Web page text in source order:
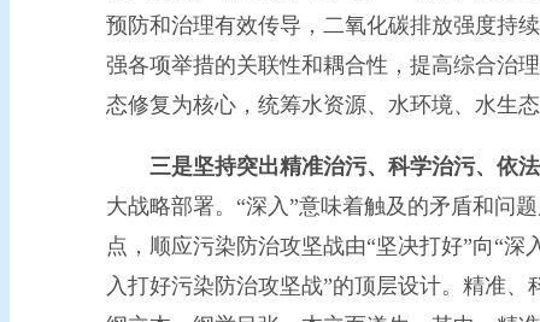
预防和治理有效传导，二氧化碳排放强度持
强各项举措的关联性和耦合性，提高综合治
态修复为核心，统筹水资源、水环境、水生
三是坚持突出精准治污、科学治污、依
大战略部署。“深入”意味着触及的矛盾和问
点，顺应污染防治攻坚战由“坚决打好”向“
入打好污染防治攻坚战”的顶层设计。精准